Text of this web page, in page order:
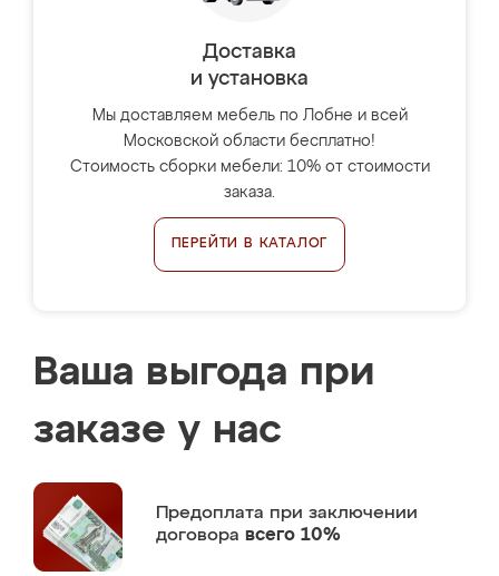
Доставка
и установка
Мы доставляем мебель по Лобне и всей
Московской области бесплатно!
Стоимость сборки мебели: 10% от стоимости
заказа.
ПЕРЕЙТИ В КАТАЛОГ
Ваша выгода при
заказе у нас
Предоплата при заключении
договора всего 10%